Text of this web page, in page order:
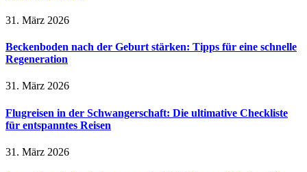
31. März 2026
Beckenboden nach der Geburt stärken: Tipps für eine schnelle
Regeneration
31. März 2026
Flugreisen in der Schwangerschaft: Die ultimative Checkliste
für entspanntes Reisen
31. März 2026